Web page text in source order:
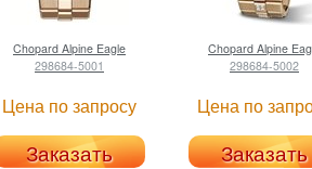
Chopard Alpine Eagle
298684-5001
Цена по запросу
Заказать
Chopard Alpine
298684-5002
Цена по
Заказать